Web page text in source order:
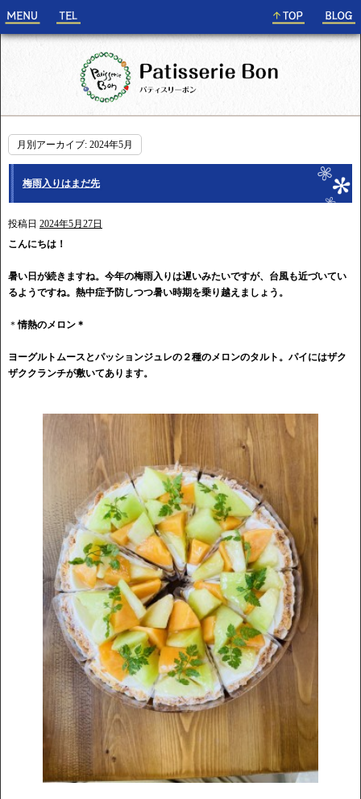
月別アーカイブ: 2024年5月
梅雨入りはまだ先
投稿日 2024年5月27日
こんにちは！
暑い日が続きますね。今年の梅雨入りは遅いみたいですが、台風も近づいてい
るようですね。熱中症予防しつつ暑い時期を乗り越えましょう。
＊情熱のメロン＊
ヨーグルトムースとパッションジュレの２種のメロンのタルト。パイにはザク
ザククランチが敷いてあります。